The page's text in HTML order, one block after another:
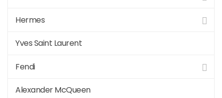
Hermes
Yves Saint Laurent
Fendi
Alexander McQueen